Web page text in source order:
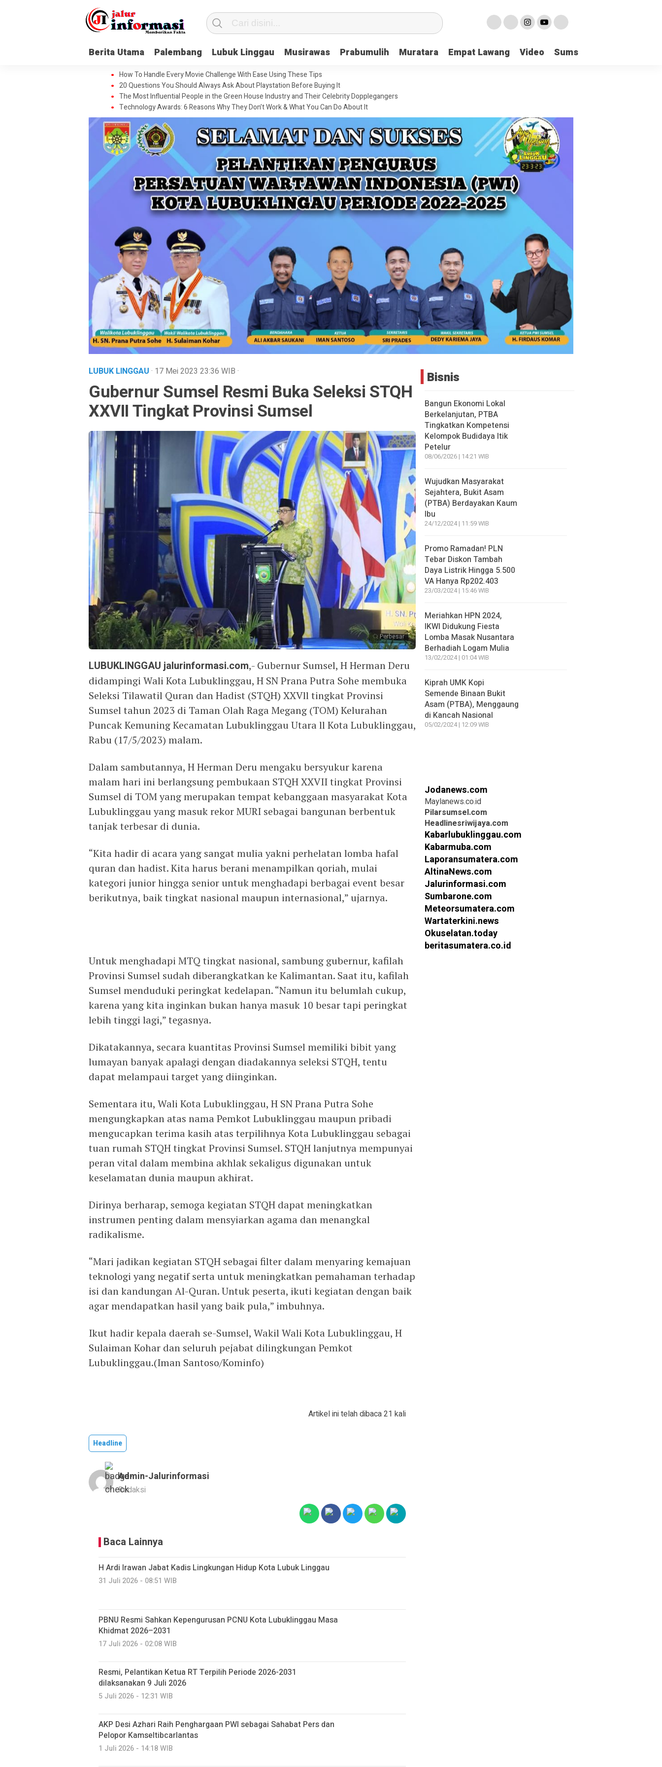
Berita Utama Palembang Lubuk Linggau Musirawas Prabumulih Muratara Empat Lawang Video Sumsel
How To Handle Every Movie Challenge With Ease Using These Tips
20 Questions You Should Always Ask About Playstation Before Buying It
The Most Influential People in the Green House Industry and Their Celebrity Dopplegangers
Technology Awards: 6 Reasons Why They Don’t Work & What You Can Do About It
LUBUK LINGGAU · 17 Mei 2023 23:36 WIB ·
Gubernur Sumsel Resmi Buka Seleksi STQH
XXVII Tingkat Provinsi Sumsel
Perbesar
LUBUKLINGGAU jalurinformasi.com,- Gubernur Sumsel, H Herman Deru
didampingi Wali Kota Lubuklinggau, H SN Prana Putra Sohe membuka
Seleksi Tilawatil Quran dan Hadist (STQH) XXVll tingkat Provinsi
Sumsel tahun 2023 di Taman Olah Raga Megang (TOM) Kelurahan
Puncak Kemuning Kecamatan Lubuklinggau Utara ll Kota Lubuklinggau,
Rabu (17/5/2023) malam.
Dalam sambutannya, H Herman Deru mengaku bersyukur karena
malam hari ini berlangsung pembukaan STQH XXVII tingkat Provinsi
Sumsel di TOM yang merupakan tempat kebanggaan masyarakat Kota
Lubuklinggau yang masuk rekor MURI sebagai bangunan berbentuk
tanjak terbesar di dunia.
“Kita hadir di acara yang sangat mulia yakni perhelatan lomba hafal
quran dan hadist. Kita harus berani menampilkan qoriah, mulai
kategori junior hingga senior untuk menghadapi berbagai event besar
berikutnya, baik tingkat nasional maupun internasional,” ujarnya.
Untuk menghadapi MTQ tingkat nasional, sambung gubernur, kafilah
Provinsi Sumsel sudah diberangkatkan ke Kalimantan. Saat itu, kafilah
Sumsel menduduki peringkat kedelapan. “Namun itu belumlah cukup,
karena yang kita inginkan bukan hanya masuk 10 besar tapi peringkat
lebih tinggi lagi,” tegasnya.
Dikatakannya, secara kuantitas Provinsi Sumsel memiliki bibit yang
lumayan banyak apalagi dengan diadakannya seleksi STQH, tentu
dapat melampaui target yang diinginkan.
Sementara itu, Wali Kota Lubuklinggau, H SN Prana Putra Sohe
mengungkapkan atas nama Pemkot Lubuklinggau maupun pribadi
mengucapkan terima kasih atas terpilihnya Kota Lubuklinggau sebagai
tuan rumah STQH tingkat Provinsi Sumsel. STQH lanjutnya mempunyai
peran vital dalam membina akhlak sekaligus digunakan untuk
keselamatan dunia maupun akhirat.
Dirinya berharap, semoga kegiatan STQH dapat meningkatkan
instrumen penting dalam mensyiarkan agama dan menangkal
radikalisme.
“Mari jadikan kegiatan STQH sebagai filter dalam menyaring kemajuan
teknologi yang negatif serta untuk meningkatkan pemahaman terhadap
isi dan kandungan Al-Quran. Untuk peserta, ikuti kegiatan dengan baik
agar mendapatkan hasil yang baik pula,” imbuhnya.
Ikut hadir kepala daerah se-Sumsel, Wakil Wali Kota Lubuklinggau, H
Sulaiman Kohar dan seluruh pejabat dilingkungan Pemkot
Lubuklinggau.(Iman Santoso/Kominfo)
Artikel ini telah dibaca 21 kali
Headline
Admin-Jalurinformasi
Redaksi
Baca Lainnya
H Ardi Irawan Jabat Kadis Lingkungan Hidup Kota Lubuk Linggau
31 Juli 2026 - 08:51 WIB
PBNU Resmi Sahkan Kepengurusan PCNU Kota Lubuklinggau Masa
Khidmat 2026–2031
17 Juli 2026 - 02:08 WIB
Resmi, Pelantikan Ketua RT Terpilih Periode 2026-2031
dilaksanakan 9 Juli 2026
5 Juli 2026 - 12:31 WIB
AKP Desi Azhari Raih Penghargaan PWI sebagai Sahabat Pers dan
Pelopor Kamseltibcarlantas
1 Juli 2026 - 14:18 WIB
Bisnis
Bangun Ekonomi Lokal
Berkelanjutan, PTBA
Tingkatkan Kompetensi
Kelompok Budidaya Itik
Petelur
08/06/2026 | 14:21 WIB
Wujudkan Masyarakat
Sejahtera, Bukit Asam
(PTBA) Berdayakan Kaum
Ibu
24/12/2024 | 11:59 WIB
Promo Ramadan! PLN
Tebar Diskon Tambah
Daya Listrik Hingga 5.500
VA Hanya Rp202.403
23/03/2024 | 15:46 WIB
Meriahkan HPN 2024,
IKWI Didukung Fiesta
Lomba Masak Nusantara
Berhadiah Logam Mulia
13/02/2024 | 01:04 WIB
Kiprah UMK Kopi
Semende Binaan Bukit
Asam (PTBA), Menggaung
di Kancah Nasional
05/02/2024 | 12:09 WIB
Jodanews.com
Maylanews.co.id
Pilarsumsel.com
Headlinesriwijaya.com
Kabarlubuklinggau.com
Kabarmuba.com
Laporansumatera.com
AltinaNews.com
Jalurinformasi.com
Sumbarone.com
Meteorsumatera.com
Wartaterkini.news
Okuselatan.today
beritasumatera.co.id